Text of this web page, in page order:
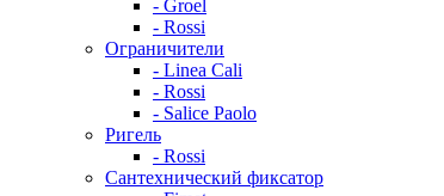
- Groel
- Rossi
Ограничители
- Linea Cali
- Rossi
- Salice Paolo
Ригель
- Rossi
Сантехнический фиксатор